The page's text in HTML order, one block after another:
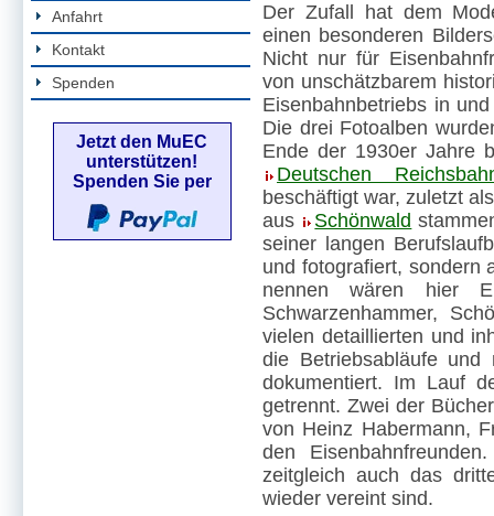
Anfahrt
Kontakt
Spenden
Jetzt den MuEC
unterstützen!
Spenden Sie per
Der Zufall hat dem
einen besonderen
Nicht nur für
von unschätzbarem
Eisenbahnbetriebs in
Die drei Fotoalben
Ende der 1930er Jahre
Deutschen
beschäftigt war, zuletzt
aus
Schönwald
seiner langen
und fotografiert, sondern
nennen wären hier
Schwarzenhammer,
vielen detaillierten und
die Betriebsabläufe und
dokumentiert. Im Lauf
getrennt. Zwei der
von Heinz Habermann,
den
zeitgleich auch das
wieder vereint sind.